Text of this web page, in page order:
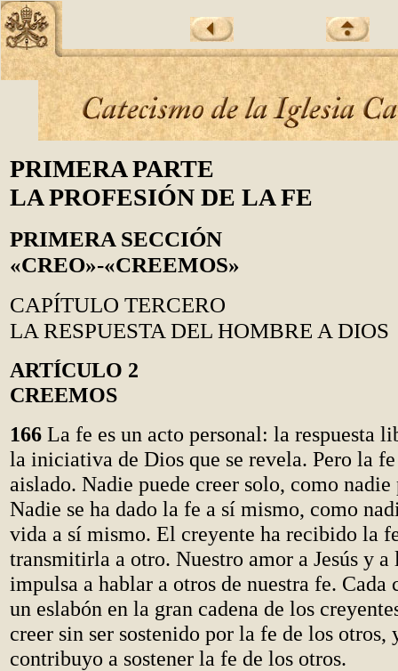
PRIMERA PARTE
LA PROFESIÓN DE LA FE
PRIMERA SECCIÓN
«CREO»-«CREEMOS»
CAPÍTULO TERCERO
LA RESPUESTA DEL HOMBRE A DIOS
ARTÍCULO 2
CREEMOS
166 La fe es un acto personal: la respuesta
la iniciativa de Dios que se revela. Pero la
aislado. Nadie puede creer solo, como
Nadie se ha dado la fe a sí mismo, como
vida a sí mismo. El creyente ha recibido la
transmitirla a otro. Nuestro amor a Jesús y a
impulsa a hablar a otros de nuestra fe. Cada
un eslabón en la gran cadena de los
creer sin ser sostenido por la fe de los
contribuyo a sostener la fe de los otros.